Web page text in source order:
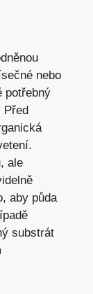
nebo
potřebný
Před
ale
aby půda
substrát